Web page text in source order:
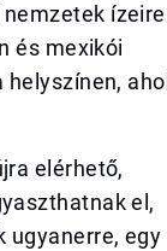
ízeire
és mexikói
ahol
elérhető,
el,
ugyanerre, egy